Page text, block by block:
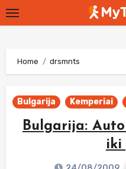
Skip
to
Home drsmnts
Bulgarija Kemperiai
Bulgarija:
iki